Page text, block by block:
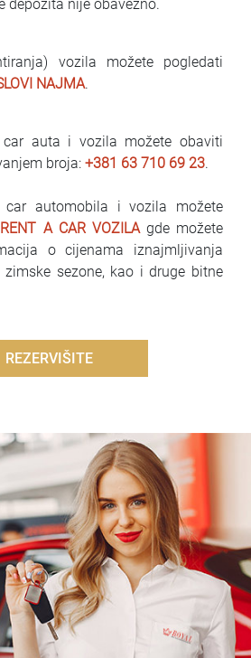
depozita nije obavezno.
vozila možete pogledati
NAJMA.
car auta i vozila možete obaviti
broja: +381 63 710 69 23.
car automobila i vozila možete
RENT A CAR VOZILAgde možete
o cijenama iznajmljivanja
sezone, kao i druge bitne
REZERVIŠITE